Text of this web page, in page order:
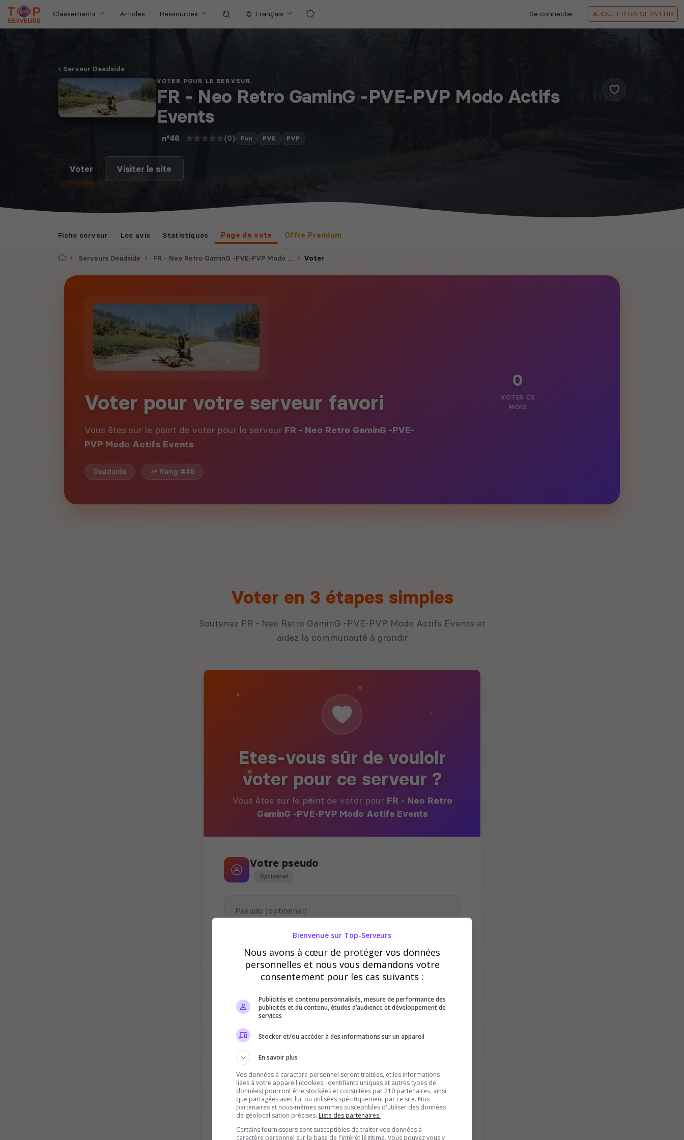
Classements Articles Ressources Français Se connecter AJOUTER UN SERVEUR
Serveur Deadside
VOTER POUR LE SERVEUR
FR - Neo Retro GaminG -PVE-PVP Modo Actifs
Events
n°46 (0) Fun PVE PVP
Voter Visiter le site
Fiche serveur Les avis Statistiques Page de vote Offre Premium
AccueilServeurs Deadside FR - Neo Retro GaminG -PVE-PVP Modo Actifs Events Voter
Voter pour votre serveur favori
Vous êtes sur le point de voter pour le serveur FR - Neo Retro GaminG -PVE-
PVP Modo Actifs Events.
Deadside Rang #46
0
VOTES CE
MOIS
Voter en 3 étapes simples
Soutenez FR - Neo Retro GaminG -PVE-PVP Modo Actifs Events et
aidez la communauté à grandir
Etes-vous sûr de vouloir
voter pour ce serveur ?
Vous êtes sur le point de voter pour FR - Neo Retro
GaminG -PVE-PVP Modo Actifs Events
Votre pseudo
Optionnel
Ce pseudo peut être utilisé par le propriétaire du serveur pour vous
Vérification
automatisés
Bienvenue sur Top-Serveurs
Nous avons à cœur de protéger vos données
personnelles et nous vous demandons votre
consentement pour les cas suivants :
Publicités et contenu personnalisés, mesure de performance des
publicités et du contenu, études d’audience et développement de
services
Stocker et/ou accéder à des informations sur un appareil
En savoir plus
Vos données à caractère personnel seront traitées, et les informations
liées à votre appareil (cookies, identifiants uniques et autres types de
données) pourront être stockées et consultées par 210 partenaires, ainsi
que partagées avec lui, ou utilisées spécifiquement par ce site. Nos
partenaires et nous-mêmes sommes susceptibles d'utiliser des données
de géolocalisation précises. Liste des partenaires.
Certains fournisseurs sont susceptibles de traiter vos données à
caractère personnel sur la base de l'intérêt légitime. Vous pouvez vous y